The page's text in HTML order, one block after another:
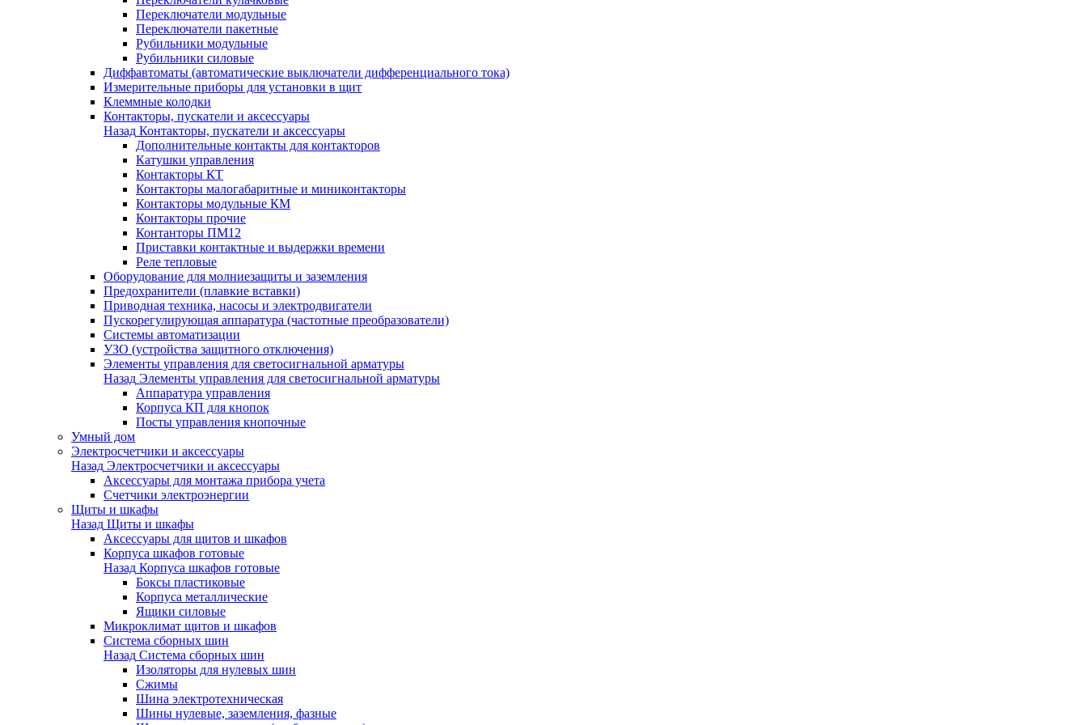
Переключатели модульные
Переключатели пакетные
Рубильники модульные
Рубильники силовые
Диффавтоматы (автоматические выключатели дифференциального тока)
Измерительные приборы для установки в щит
Клеммные колодки
Контакторы, пускатели и аксессуары
Назад Контакторы, пускатели и аксессуары
Дополнительные контакты для контакторов
Катушки управления
Контакторы КТ
Контакторы малогабаритные и миниконтакторы
Контакторы модульные КМ
Контакторы прочие
Контанторы ПМ12
Приставки контактные и выдержки времени
Реле тепловые
Оборудование для молниезащиты и заземления
Предохранители (плавкие вставки)
Приводная техника, насосы и электродвигатели
Пускорегулирующая аппаратура (частотные преобразователи)
Системы автоматизации
УЗО (устройства защитного отключения)
Элементы управления для светосигнальной арматуры
Назад Элементы управления для светосигнальной арматуры
Аппаратура управления
Корпуса КП для кнопок
Посты управления кнопочные
Умный дом
Электросчетчики и аксессуары
Назад Электросчетчики и аксессуары
Аксессуары для монтажа прибора учета
Счетчики электроэнергии
Щиты и шкафы
Назад Щиты и шкафы
Аксессуары для щитов и шкафов
Корпуса шкафов готовые
Назад Корпуса шкафов готовые
Боксы пластиковые
Корпуса металлические
Ящики силовые
Микроклимат щитов и шкафов
Система сборных шин
Назад Система сборных шин
Изоляторы для нулевых шин
Сжимы
Шина электротехническая
Шины нулевые, заземления, фазные